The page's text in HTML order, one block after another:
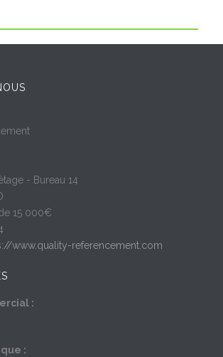
- Bureau 14
15 000€
www.quality-referencement.com
:
: